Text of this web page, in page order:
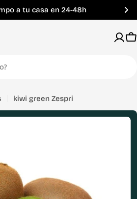
a tu casa en 24-48h
kiwi green Zespri